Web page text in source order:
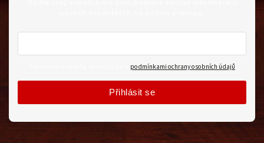
podmínkami ochrany osobních údajů
Přihlásit se